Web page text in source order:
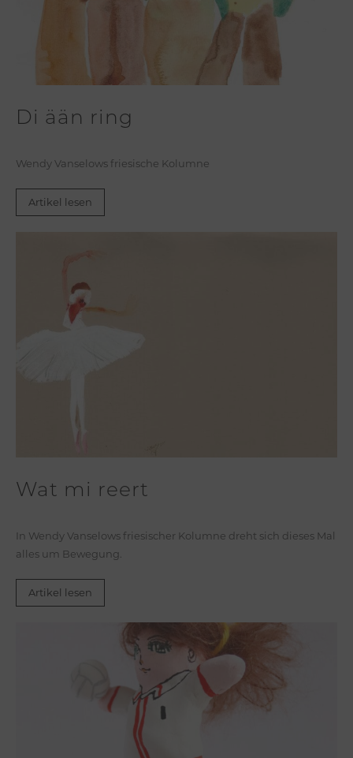
Di ään ring
Wendy Vanselows friesische Kolumne
Artikel lesen
Wat mi reert
In Wendy Vanselows friesischer Kolumne dreht sich dieses Mal
alles um Bewegung.
Artikel lesen